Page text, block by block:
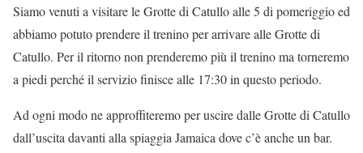
Siamo venuti a visitare le Grotte di Catullo alle 5 di pomeriggio ed
abbiamo potuto prendere il trenino per arrivare alle Grotte di
Catullo. Per il ritorno non prenderemo più il trenino ma torneremo
a piedi perché il servizio finisce alle 17:30 in questo periodo.
Ad ogni modo ne approffiteremo per uscire dalle Grotte di Catullo
dall’uscita davanti alla spiaggia Jamaica dove c’è anche un bar.